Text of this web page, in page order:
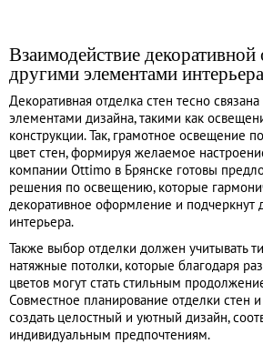
Взаимодействие декоративной
другими элементами интерьера
Декоративная отделка стен тесно
элементами дизайна, такими как
конструкции. Так, грамотное освещение
цвет стен, формируя желаемое
компании Ottimo в Брянске готовы
решения по освещению, которые
декоративное оформление и подчеркнут
интерьера.
Также выбор отделки должен учитывать
натяжные потолки, которые благодаря
цветов могут стать стильным
Совместное планирование отделки стен
создать целостный и уютный дизайн,
индивидуальным предпочтениям.